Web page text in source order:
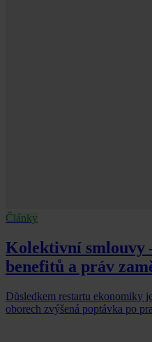
Články
Kolektivní smlouvy
benefitů a práv
Důsledkem restartu ekonomiky
oborech zvýšená poptávka po